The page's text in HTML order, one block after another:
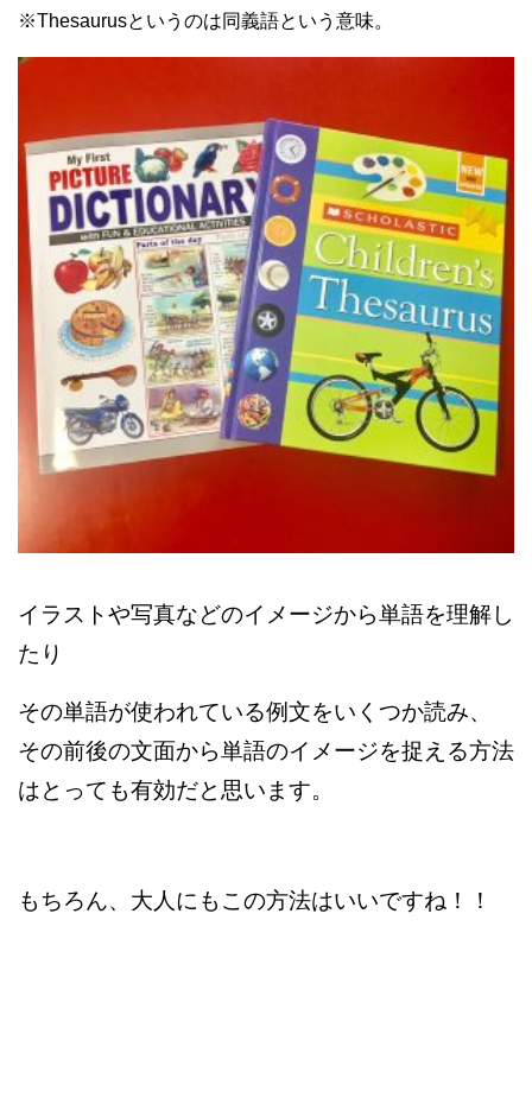
※Thesaurusというのは同義語という意味。
イラストや写真などのイメージから単語を理解し
たり
その単語が使われている例文をいくつか読み、
その前後の文面から単語のイメージを捉える方法
はとっても有効だと思います。
もちろん、大人にもこの方法はいいですね！！